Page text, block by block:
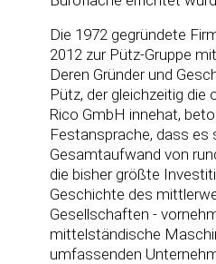
Die 1972 gegründete
2012 zur Pütz-Gruppe
Deren Gründer und
Pütz, der gleichzeitig die
Rico GmbH innehat,
Festansprache, dass es
Gesamtaufwand von
die bisher größte
Geschichte des
Gesellschaften -
mittelständische
umfassenden